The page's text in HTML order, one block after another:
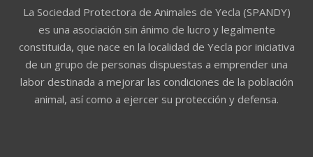
La Sociedad Protectora de Animales de Yecla (SPANDY)
es una asociación sin ánimo de lucro y legalmente
constituida, que nace en la localidad de Yecla por iniciativa
de un grupo de personas dispuestas a emprender una
labor destinada a mejorar las condiciones de la población
animal, así como a ejercer su protección y defensa.